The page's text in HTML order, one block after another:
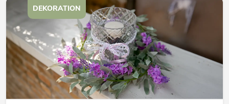
DEKORATION